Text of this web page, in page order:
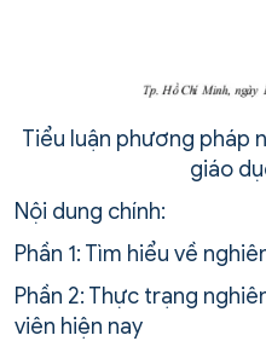
Tiểu luận phương pháp
giáo
Nội dung chính:
Phần 1: Tìm hiểu về
Phần 2: Thực trạng
viên hiện nay